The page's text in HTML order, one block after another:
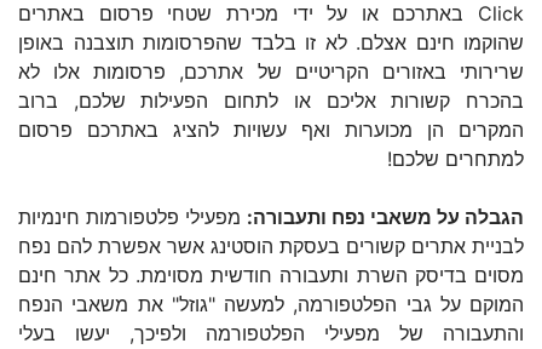
Click באתרכם או על ידי מכירת שטחי פרסום באתרים
שהוקמו חינם אצלם. לא זו בלבד שהפרסומות תוצבנה באופן
שרירותי באזורים הקריטיים של אתרכם, פרסומות אלו לא
בהכרח קשורות אליכם או לתחום הפעילות שלכם, ברוב
המקרים הן מכוערות ואף עשויות להציג באתרכם פרסום
למתחרים שלכם!
הגבלה על משאבי נפח ותעבורה: מפעילי פלטפורמות חינמיות
לבניית אתרים קשורים בעסקת הוסטינג אשר אפשרת להם נפח
מסוים בדיסק השרת ותעבורה חודשית מסוימת. כל אתר חינם
המוקם על גבי הפלטפורמה, למעשה "גוזל" את משאבי הנפח
והתעבורה של מפעילי הפלטפורמה ולפיכך, יעשו בעלי